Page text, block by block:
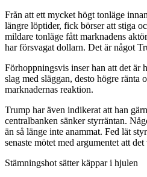
Från att ett mycket högt tonläge
längre löptider, fick börser att stiga
mildare tonläge fått marknadens
har försvagat dollarn. Det är något
Förhoppningsvis inser han att det är
slag med släggan, desto högre ränta
marknadernas reaktion.
Trump har även indikerat att han
centralbanken sänker styrräntan.
än så länge inte anammat. Fed lät
senaste mötet med argumentet att
Stämningshot sätter käppar i hjulen